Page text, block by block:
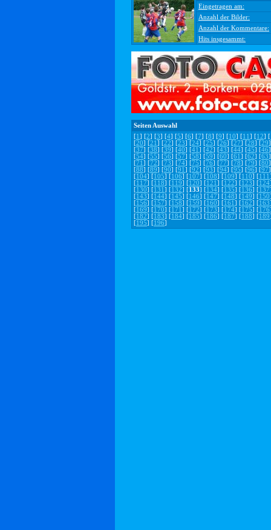
Eingetragen am:
Anzahl der Bilder:
Anzahl der Kommentare:
Hits insgesammt:
Seiten Auswahl
[1 ] [2] [3] [4] [5] [6] [7] [8] [9] [10] [11 ] [12] [
[20] [21 ] [22] [23] [24] [25] [26] [27] [28] [29
[37] [38] [39] [40] [41 ] [42] [43] [44] [45] [46
[54] [55] [56] [57] [58] [59] [60] [61 ] [62] [63
[71 ] [72] [73] [74] [75] [76] [77] [78] [79] [80
[88] [89] [90] [91 ] [92] [93] [94] [95] [96] [97
[104] [105] [106] [107] [108] [109] [110] [111
[117] [118] [119] [120] [121 ] [122] [123] [124
[130] [131 ] [132] [133] [134] [135] [136] [137
[143] [144] [145] [146] [147] [148] [149] [150
[156] [157] [158] [159] [160] [161 ] [162] [163
[169] [170] [171 ] [172] [173] [174] [175] [176
[182] [183] [184] [185] [186] [187] [188] [189
[195] [196]